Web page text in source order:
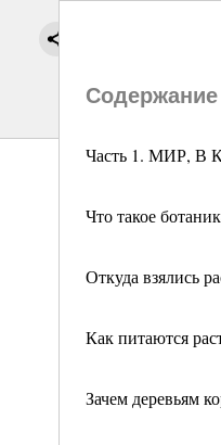
Содержание
Часть 1. МИР,
Что такое
Откуда взялись
Как питаются
Зачем деревьям